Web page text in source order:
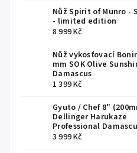
Nůž Spirit of Munro -
- limited edition
8 999 Kč
Nůž vykosťovací
mm SOK Olive
Damascus
1 399 Kč
Gyuto / Chef 8"
Dellinger Harukaze
Professional
3 999 Kč